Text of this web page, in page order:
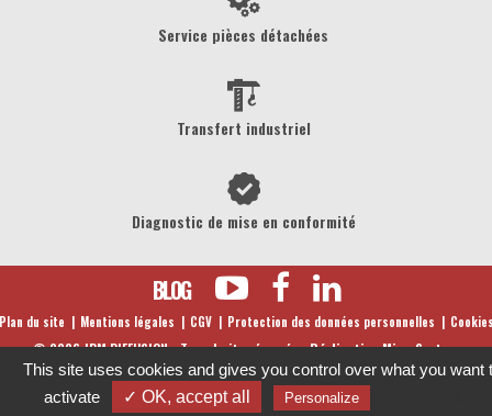
Service pièces détachées
Transfert industriel
Diagnostic de mise en conformité
BLOG
du site Mentions légales CGV Protection des données personnelles
©2026JPM DIFFUSION - Tous droits réservés -Réalisation MicroSystem
This site uses cookies and gives you control over what you want
activate
✓ OK, accept all Personalize